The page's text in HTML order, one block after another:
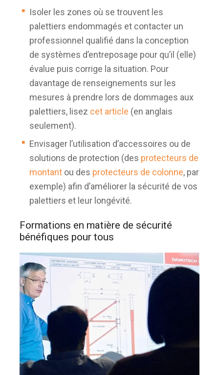
Isoler les zones où se trouvent les
palettiers endommagés et contacter un
professionnel qualifié dans la conception
de systèmes d’entreposage pour qu’il (elle)
évalue puis corrige la situation. Pour
davantage de renseignements sur les
mesures à prendre lors de dommages aux
palettiers, lisez cet article (en anglais
seulement).
Envisager l’utilisation d’accessoires ou de
solutions de protection (des protecteurs de
montant ou des protecteurs de colonne, par
exemple) afin d’améliorer la sécurité de vos
palettiers et leur longévité.
Formations en matière de sécurité
bénéfiques pour tous